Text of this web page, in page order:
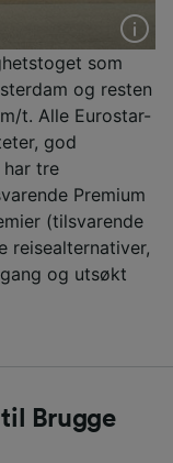
som
og resten
t. Alle Eurostar-
god
har tre
Premium
(tilsvarende
reisealternativer,
og utsøkt
Brugge